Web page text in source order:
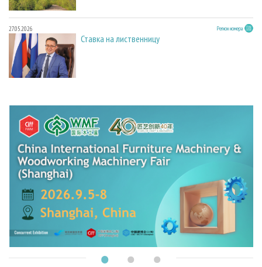
27.05.2026 Регион номера
Ставка на лиственницу